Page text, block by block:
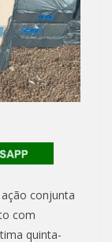
conjunta
com
quinta-